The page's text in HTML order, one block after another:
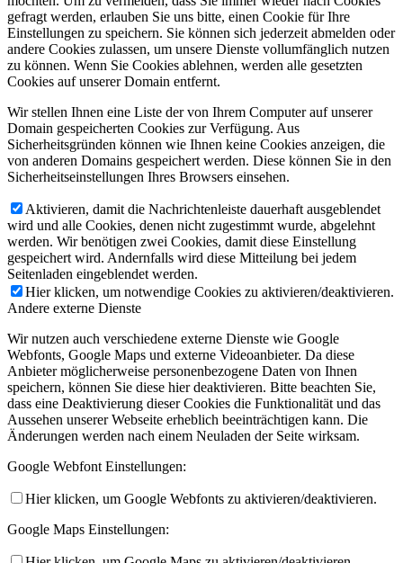
gefragt werden, erlauben Sie uns bitte, einen Cookie für Ihre
Einstellungen zu speichern. Sie können sich jederzeit abmelden oder
andere Cookies zulassen, um unsere Dienste vollumfänglich nutzen
zu können. Wenn Sie Cookies ablehnen, werden alle gesetzten
Cookies auf unserer Domain entfernt.
Wir stellen Ihnen eine Liste der von Ihrem Computer auf unserer
Domain gespeicherten Cookies zur Verfügung. Aus
Sicherheitsgründen können wie Ihnen keine Cookies anzeigen, die
von anderen Domains gespeichert werden. Diese können Sie in den
Sicherheitseinstellungen Ihres Browsers einsehen.
Aktivieren, damit die Nachrichtenleiste dauerhaft ausgeblendet
wird und alle Cookies, denen nicht zugestimmt wurde, abgelehnt
werden. Wir benötigen zwei Cookies, damit diese Einstellung
gespeichert wird. Andernfalls wird diese Mitteilung bei jedem
Seitenladen eingeblendet werden.
Hier klicken, um notwendige Cookies zu aktivieren/deaktivieren.
Andere externe Dienste
Wir nutzen auch verschiedene externe Dienste wie Google
Webfonts, Google Maps und externe Videoanbieter. Da diese
Anbieter möglicherweise personenbezogene Daten von Ihnen
speichern, können Sie diese hier deaktivieren. Bitte beachten Sie,
dass eine Deaktivierung dieser Cookies die Funktionalität und das
Aussehen unserer Webseite erheblich beeinträchtigen kann. Die
Änderungen werden nach einem Neuladen der Seite wirksam.
Google Webfont Einstellungen:
Hier klicken, um Google Webfonts zu aktivieren/deaktivieren.
Google Maps Einstellungen: